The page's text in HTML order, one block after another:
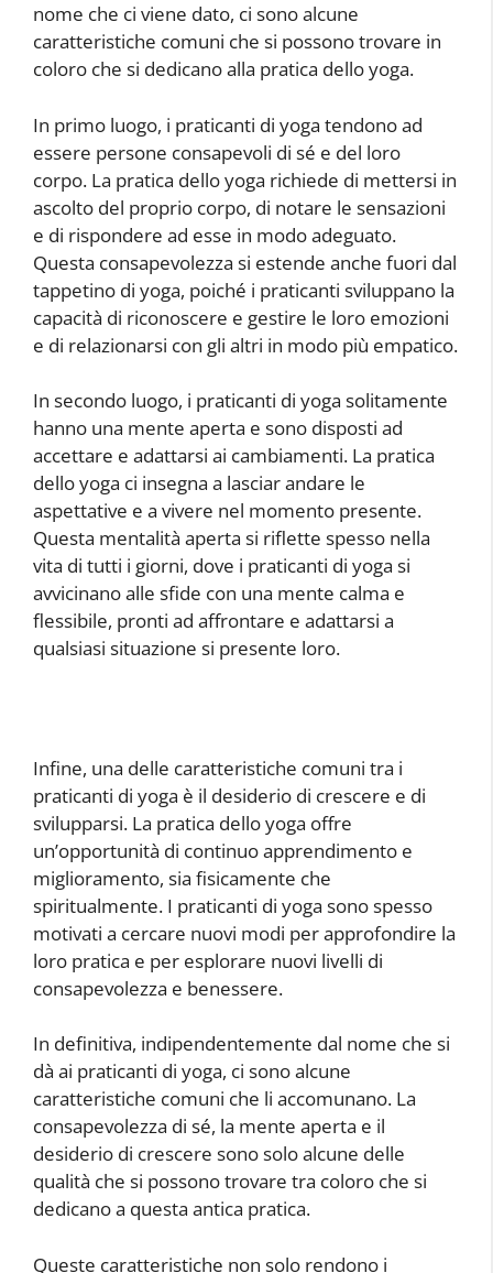
nome che ci viene dato, ci sono alcune
caratteristiche comuni che si possono trovare in
coloro che si dedicano alla pratica dello yoga.
In primo luogo, i praticanti di yoga tendono ad
essere persone consapevoli di sé e del loro
corpo. La pratica dello yoga richiede di mettersi in
ascolto del proprio corpo, di notare le sensazioni
e di rispondere ad esse in modo adeguato.
Questa consapevolezza si estende anche fuori dal
tappetino di yoga, poiché i praticanti sviluppano la
capacità di riconoscere e gestire le loro emozioni
e di relazionarsi con gli altri in modo più empatico.
In secondo luogo, i praticanti di yoga solitamente
hanno una mente aperta e sono disposti ad
accettare e adattarsi ai cambiamenti. La pratica
dello yoga ci insegna a lasciar andare le
aspettative e a vivere nel momento presente.
Questa mentalità aperta si riflette spesso nella
vita di tutti i giorni, dove i praticanti di yoga si
avvicinano alle sfide con una mente calma e
flessibile, pronti ad affrontare e adattarsi a
qualsiasi situazione si presente loro.
Infine, una delle caratteristiche comuni tra i
praticanti di yoga è il desiderio di crescere e di
svilupparsi. La pratica dello yoga offre
un’opportunità di continuo apprendimento e
miglioramento, sia fisicamente che
spiritualmente. I praticanti di yoga sono spesso
motivati ​​a cercare nuovi modi per approfondire la
loro pratica e per esplorare nuovi livelli di
consapevolezza e benessere.
In definitiva, indipendentemente dal nome che si
dà ai praticanti di yoga, ci sono alcune
caratteristiche comuni che li accomunano. La
consapevolezza di sé, la mente aperta e il
desiderio di crescere sono solo alcune delle
qualità che si possono trovare tra coloro che si
dedicano a questa antica pratica.
Queste caratteristiche non solo rendono i